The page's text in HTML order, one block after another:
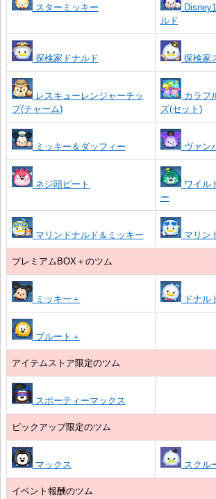
スターミッキー
ルド
探検家ドナルド 探検家
レスキューレンジャーチッ
プ(チャーム)
カラフ
ズ(セット)
ミッキー＆ダッフィー ヴァン
ネジ頭ピート
ワイル
ー
マリンドナルド＆ミッキー マリン
プレミアムBOX＋のツム
ミッキー＋ ドナル
プルート＋
アイテムストア限定のツム
スポーティーマックス
ピックアップ限定のツム
マックス スクル
イベント報酬のツム